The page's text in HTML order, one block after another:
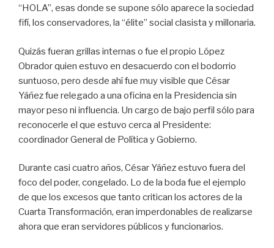
“HOLA”, esas donde se supone sólo aparece la sociedad
fifí, los conservadores, la “élite” social clasista y millonaria.
Quizás fueran grillas internas o fue el propio López
Obrador quien estuvo en desacuerdo con el bodorrio
suntuoso, pero desde ahí fue muy visible que César
Yáñez fue relegado a una oficina en la Presidencia sin
mayor peso ni influencia. Un cargo de bajo perfil sólo para
reconocerle el que estuvo cerca al Presidente:
coordinador General de Política y Gobierno.
Durante casi cuatro años, César Yáñez estuvo fuera del
foco del poder, congelado. Lo de la boda fue el ejemplo
de que los excesos que tanto critican los actores de la
Cuarta Transformación, eran imperdonables de realizarse
ahora que eran servidores públicos y funcionarios.